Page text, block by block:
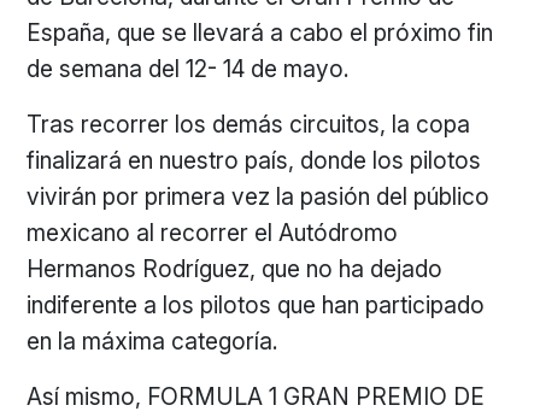
España, que se llevará a cabo el próximo fin
de semana del 12- 14 de mayo.
Tras recorrer los demás circuitos, la copa
finalizará en nuestro país, donde los pilotos
vivirán por primera vez la pasión del público
mexicano al recorrer el Autódromo
Hermanos Rodríguez, que no ha dejado
indiferente a los pilotos que han participado
en la máxima categoría.
Así mismo, FORMULA 1 GRAN PREMIO DE